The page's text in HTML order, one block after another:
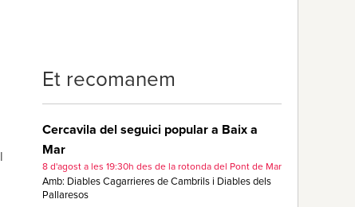
Et recomanem
Cercavila del seguici popular a Baix a
Mar
8 d'agost a les 19:30h des de la rotonda del Pont de Mar
Amb: Diables Cagarrieres de Cambrils i Diables dels
Pallaresos